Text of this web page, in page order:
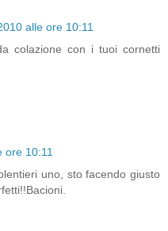
alle ore 10:11
colazione con i tuoi cornetti
ore 10:11
uno, sto facendo giusto